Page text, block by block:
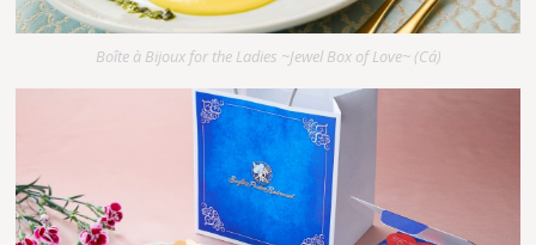
Boîte à Bijoux for the Ladies ~Jewel Box of Love~ (Cá)